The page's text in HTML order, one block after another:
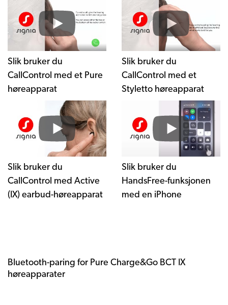
Slik bruker du
CallControl med et Pure
høreapparat
Slik bruker du
CallControl med et
Styletto høreapparat
Slik bruker du
CallControl med Active
(IX) earbud-høreapparat
Slik bruker du
HandsFree-funksjonen
med en iPhone
Bluetooth-paring for Pure Charge&Go BCT IX
høreapparater